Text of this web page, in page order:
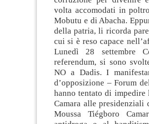
volta accomodati in
Mobutu e di Abacha.
della patria, li ricorda
cui si è reso capace
Lunedì 28 settembre
referendum, si sono
NO a Dadis. I
d’opposizione – Forum
hanno tentato di
Camara alle presidenziali
Moussa Tiégboro